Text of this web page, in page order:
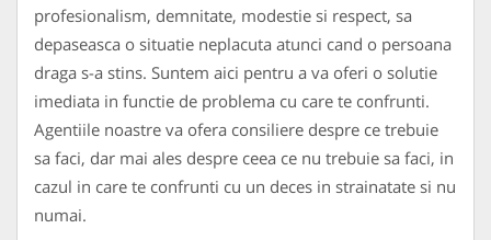
profesionalism, demnitate, modestie si respect, sa
depaseasca o situatie neplacuta atunci cand o persoana
draga s-a stins. Suntem aici pentru a va oferi o solutie
imediata in functie de problema cu care te confrunti.
Agentiile noastre va ofera consiliere despre ce trebuie
sa faci, dar mai ales despre ceea ce nu trebuie sa faci, in
cazul in care te confrunti cu un deces in strainatate si nu
numai.